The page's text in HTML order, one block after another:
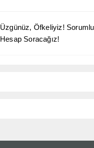
Üzgünüz, Öfkeliyiz!
Hesap Soracağız!